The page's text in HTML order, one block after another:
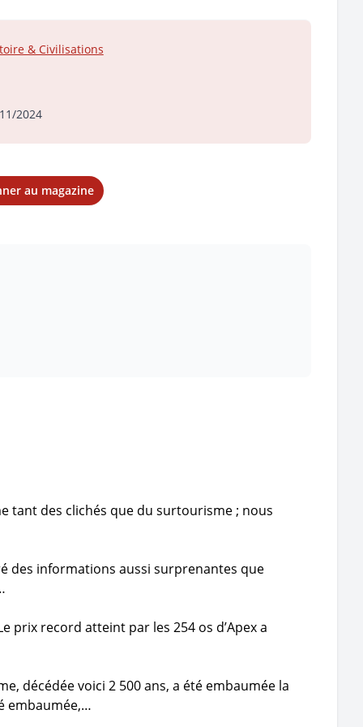
& Civilisations
2024
au magazine
tant des clichés que du surtourisme ; nous
des informations aussi surprenantes que
prix record atteint par les 254 os d’Apex a
décédée voici 2 500 ans, a été embaumée la
embaumée,…